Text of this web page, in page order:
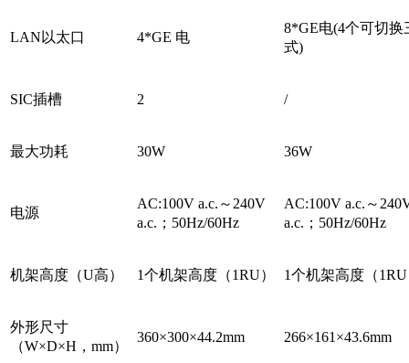
LAN以太口 4*GE 电
8*GE电(4个可切换
式)
SIC插槽 2 /
最大功耗 30W 36W
电源
AC:100V a.c.～240V
a.c.；50Hz/60Hz
AC:100V a.c.～
a.c.；50Hz/60Hz
机架高度（U高） 1个机架高度（1RU） 1个机架高度（
外形尺寸
（W×D×H，mm）
360×300×44.2mm 266×161×43.6mm